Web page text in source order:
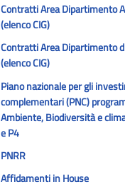
Contratti Area Dipartimento
(elenco CIG)
Contratti Area Dipartimento
(elenco CIG)
Piano nazionale per gli
complementari (PNC)
Ambiente, Biodiversità e
e P4
PNRR
Affidamenti in House